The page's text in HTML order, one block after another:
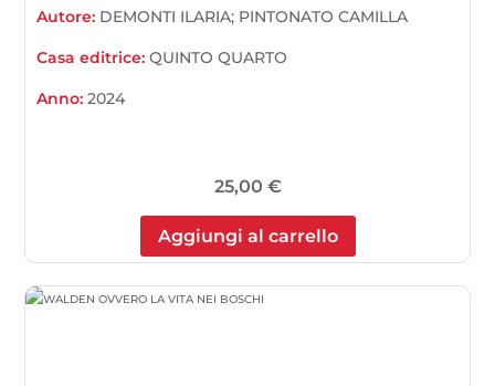
Autore: DEMONTI ILARIA; PINTONATO CAMILLA
Casa editrice:QUINTO QUARTO
Anno:2024
25,00 €
Aggiungi al carrello